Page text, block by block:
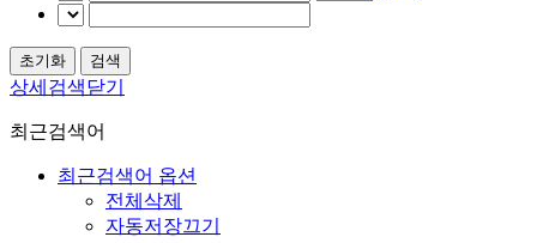
상세검색닫기
최근검색어
최근검색어 옵션
전체삭제
자동저장끄기